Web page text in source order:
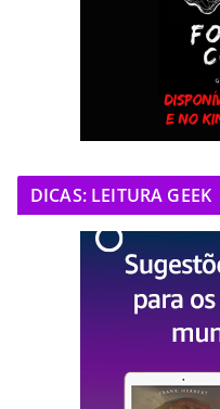
DICAS: LEITURA GEEK